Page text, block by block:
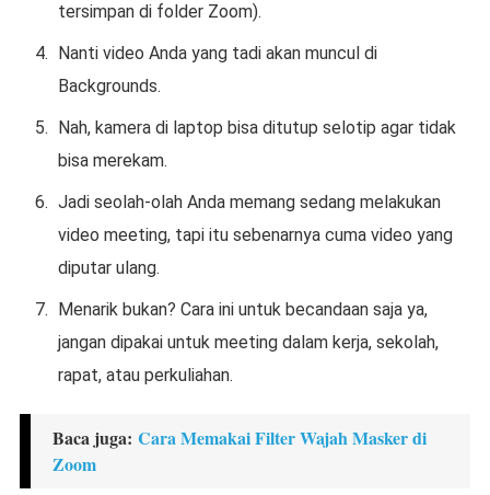
tersimpan di folder Zoom).
Nanti video Anda yang tadi akan muncul di
Backgrounds.
Nah, kamera di laptop bisa ditutup selotip agar tidak
bisa merekam.
Jadi seolah-olah Anda memang sedang melakukan
video meeting, tapi itu sebenarnya cuma video yang
diputar ulang.
Menarik bukan? Cara ini untuk becandaan saja ya,
jangan dipakai untuk meeting dalam kerja, sekolah,
rapat, atau perkuliahan.
Baca juga: Cara Memakai Filter Wajah Masker di
Zoom